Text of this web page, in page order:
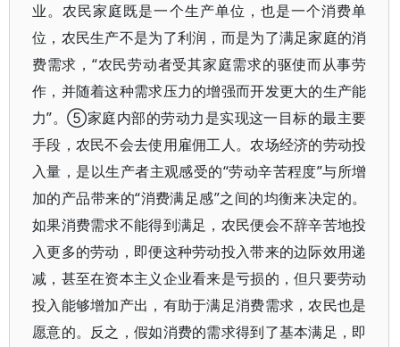
业。农民家庭既是一个生产单位，也是一个消费单
位，农民生产不是为了利润，而是为了满足家庭的消
费需求，“农民劳动者受其家庭需求的驱使而从事劳
作，并随着这种需求压力的增强而开发更大的生产能
力”。⑤家庭内部的劳动力是实现这一目标的最主要
手段，农民不会去使用雇佣工人。农场经济的劳动投
入量，是以生产者主观感受的“劳动辛苦程度”与所增
加的产品带来的“消费满足感”之间的均衡来决定的。
如果消费需求不能得到满足，农民便会不辞辛苦地投
入更多的劳动，即便这种劳动投入带来的边际效用递
减，甚至在资本主义企业看来是亏损的，但只要劳动
投入能够增加产出，有助于满足消费需求，农民也是
愿意的。反之，假如消费的需求得到了基本满足，即